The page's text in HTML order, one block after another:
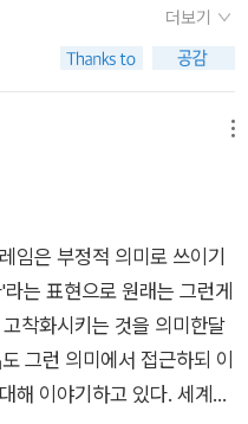
한 이야기들이 나오기 때문
변태적으로 집착하는 대상
든 것을 표현하는 게 가능한
부터 시작해 두루 살펴본
시간과 국민에 대한 개념,
, 그리고 공동선과 개인의
서도 다루지 않는 관점으로
롭게 읽었다. 이 책은 근대화
압과 착취의 구조를 통해 역
고 있다. 역사를 보는 자신만
에서 벗어나 다른 세상을
이 책을 만나 보자. *출판사
여전히 뒤에 남아 있다고 지
, 영어가 어째서 단순히 중
가 되는지를 보여주었다. 문
과 마찬가지로 제국주의의
단순히 땅만이 아니다. 사
. 법 - 마스나 카르타 법이 지
세상 속에 있는 것처럼 보이
우니 하우테노사우니Haud
이로쿼이 연합 hoqwuois
적 이해관계를 위해 함 께
민족 연합이었다. 처음 에는
으로 펼치지 않고 상식처럼
로 풀어내 신선한 바람을 불
당연한 통념 이면의 숨은
책 소개에 큰 흥미를 느꼈
아들이지 않는 것이 역사학
서양이 만들어 낸 ‘문명’과
현실을 누르고 브랜딩에 성
이 아닌 ‘문명화라는 사명’을
에 불과했음을 밝혀나간다.​
동전의 양면처럼 비문명적
드라 다스 『세계를 움직인
더보기
임은 부정적 의미로 쓰이기
는 표현으로 원래는 그런게
착화시키는 것을 의미한달
그런 의미에서 접근하되 이
해 이야기하고 있다. 세계사